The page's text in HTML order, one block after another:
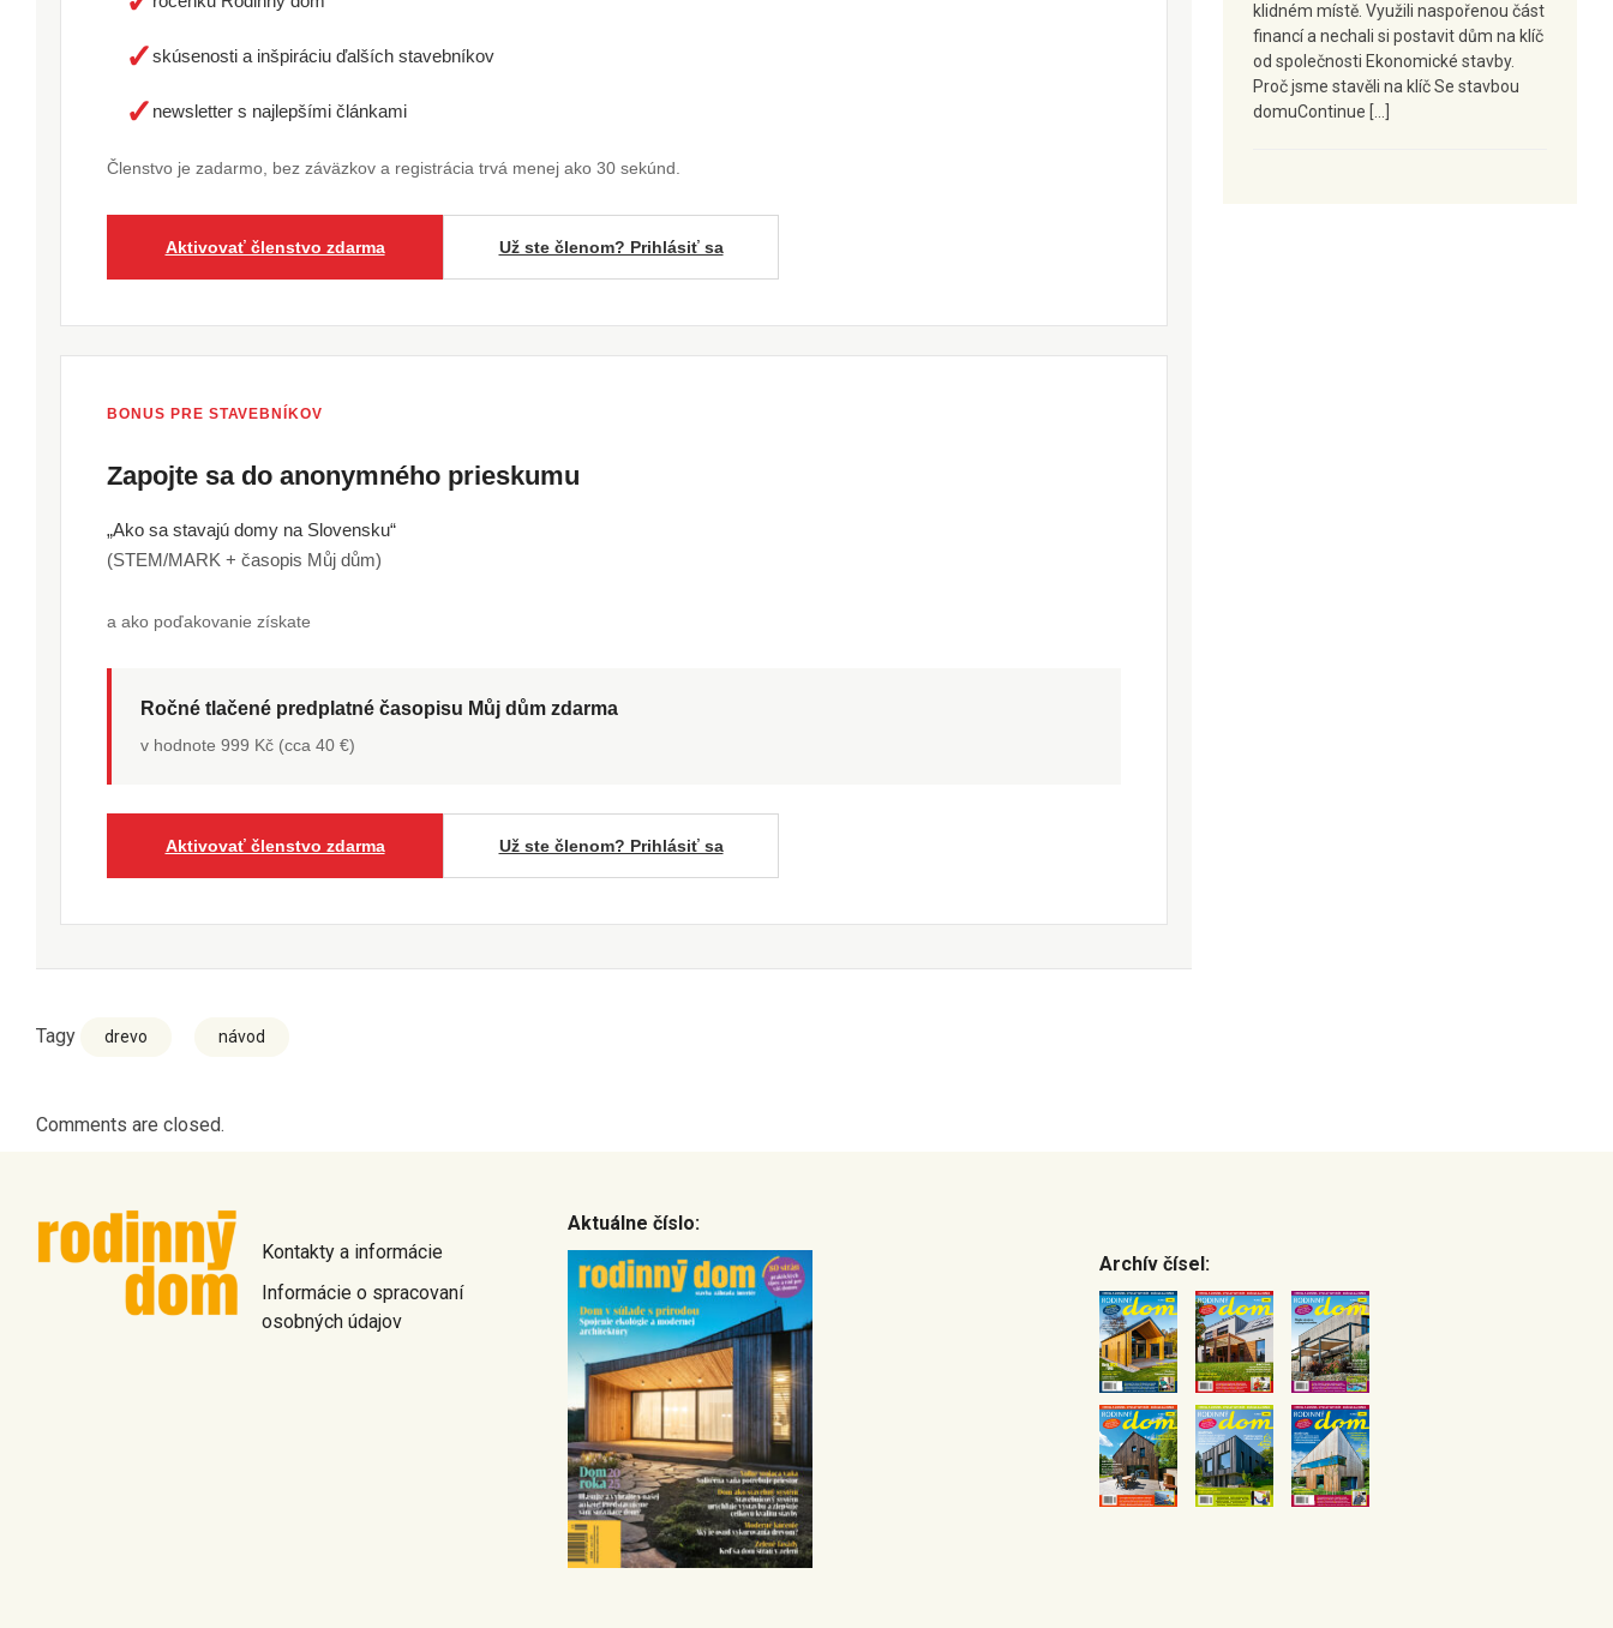
✓skúsenosti a inšpiráciu ďalších stavebníkov
✓ newsletter s najlepšími článkami
Členstvo je zadarmo, bez záväzkov a registrácia trvá menej ako 30 sekúnd.
Aktivovať členstvo zdarma Už ste členom? Prihlásiť sa
BONUS PRE STAVEBNÍKOV
Zapojte sa do anonymného prieskumu
„Ako sa stavajú domy na Slovensku“
(STEM/MARK + časopis Můj dům)
a ako poďakovanie získate
Ročné tlačené predplatné časopisu Můj dům zdarma
v hodnote 999 Kč (cca 40 €)
Aktivovať členstvo zdarma Už ste členom? Prihlásiť sa
Tagy drevo návod
Comments are closed.
klidném místě. Využili naspořenou část
financí a nechali si postavit dům na klíč
od společnosti Ekonomické stavby.
Proč jsme stavěli na klíč Se stavbou
domuContinue […]
Kontakty a informácie
Informácie o spracovaní
osobných údajov
Aktuálne číslo:
Archív čísel: